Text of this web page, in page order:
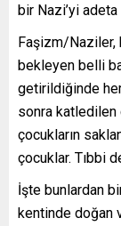
bir Nazi’yi
Faşizm/Naziler,
bekleyen belli
getirildiğinde
sonra katledilen
çocukların
çocuklar. Tıbbi
İşte bunlardan
kentinde doğan